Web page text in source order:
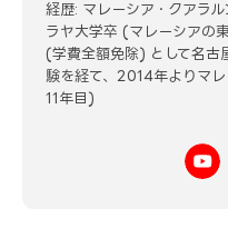
経歴: マレーシア・クアラ
ラヤ大学卒 (マレーシアの
(学費全額免除) として名古
験を経て、2014年よりマ
11年目)